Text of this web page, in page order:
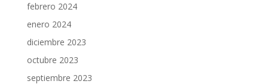
febrero 2024
enero 2024
diciembre 2023
octubre 2023
septiembre 2023